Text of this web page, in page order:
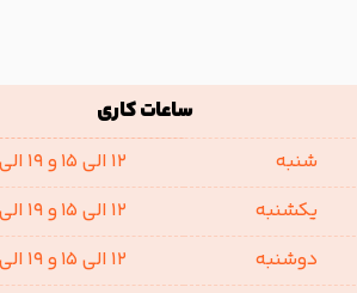
ساعات کاری
شنبه
12 الی 15 و 19 الی 24
یکشنبه
12 الی 15 و 19 الی 24
دوشنبه
12 الی 15 و 19 الی 24